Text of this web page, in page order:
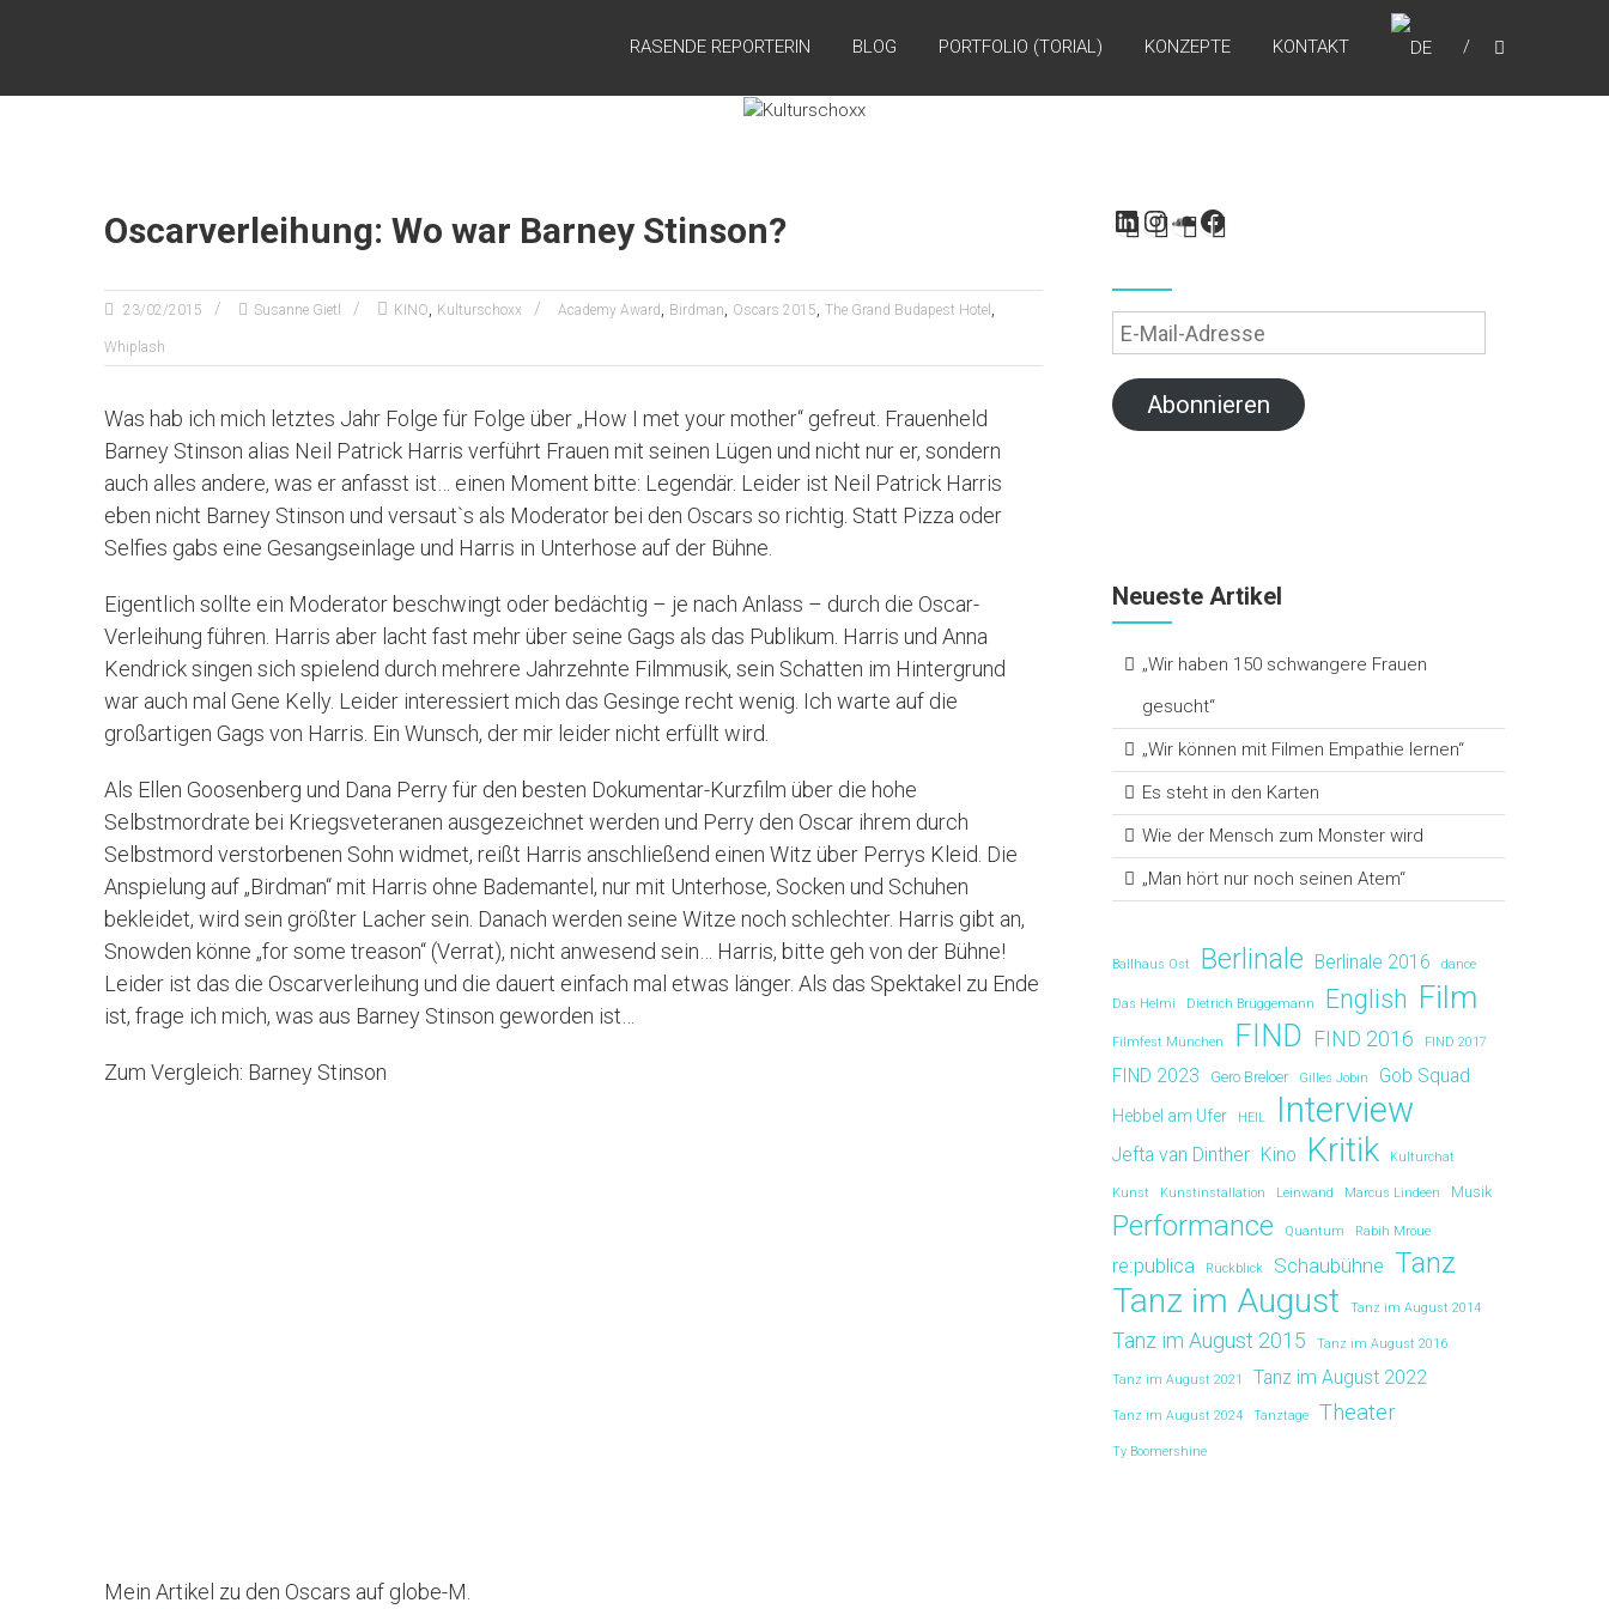
RASENDE REPORTERIN BLOG PORTFOLIO (TORIAL) KONZEPTE KONTAKT
Oscarverleihung: Wo war Barney Stinson?
23/02/2015 Susanne Gietl KINO, Kulturschoxx Academy Award , Birdman, Oscars 2015, The Grand Budapest Hotel ,
Whiplash
Was hab ich mich letztes Jahr Folge für Folge über „How I met your mother“ gefreut. Frauenheld
Barney Stinson alias Neil Patrick Harris verführt Frauen mit seinen Lügen und nicht nur er, sondern
auch alles andere, was er anfasst ist… einen Moment bitte: Legendär. Leider ist Neil Patrick Harris
eben nicht Barney Stinson und versaut`s als Moderator bei den Oscars so richtig. Statt Pizza oder
Selfies gabs eine Gesangseinlage und Harris in Unterhose auf der Bühne.
Eigentlich sollte ein Moderator beschwingt oder bedächtig – je nach Anlass – durch die Oscar-
Verleihung führen. Harris aber lacht fast mehr über seine Gags als das Publikum. Harris und Anna
Kendrick singen sich spielend durch mehrere Jahrzehnte Filmmusik, sein Schatten im Hintergrund
war auch mal Gene Kelly. Leider interessiert mich das Gesinge recht wenig. Ich warte auf die
großartigen Gags von Harris. Ein Wunsch, der mir leider nicht erfüllt wird.
Als Ellen Goosenberg und Dana Perry für den besten Dokumentar-Kurzfilm über die hohe
Selbstmordrate bei Kriegsveteranen ausgezeichnet werden und Perry den Oscar ihrem durch
Selbstmord verstorbenen Sohn widmet, reißt Harris anschließend einen Witz über Perrys Kleid. Die
Anspielung auf „Birdman“ mit Harris ohne Bademantel, nur mit Unterhose, Socken und Schuhen
bekleidet, wird sein größter Lacher sein. Danach werden seine Witze noch schlechter. Harris gibt an,
Snowden könne „for some treason“ (Verrat), nicht anwesend sein… Harris, bitte geh von der Bühne!
Leider ist das die Oscarverleihung und die dauert einfach mal etwas länger. Als das Spektakel zu Ende
ist, frage ich mich, was aus Barney Stinson geworden ist…
Zum Vergleich: Barney Stinson
Mein Artikel zu den Oscars auf globe-M.
LinkedIn
Instagram
SoundCloud
Facebook
E-
Mail-
AdresseAbonnieren
Neueste Artikel
„Wir haben 150 schwangere Frauen
gesucht“
„Wir können mit Filmen Empathie lernen“
Es steht in den Karten
Wie der Mensch zum Monster wird
„Man hört nur noch seinen Atem“
Ballhaus Ost Berlinale Berlinale 2016 dance
Das Helmi Dietrich Brüggemann English Film
Filmfest München FIND FIND 2016 FIND 2017
FIND 2023 Gero Breloer Gilles Jobin Gob Squad
Hebbel am Ufer HEIL Interview
Jefta van Dinther Kino Kritik Kulturchat
Kunst Kunstinstallation Leinwand Marcus Lindeen Musik
Performance Quantum Rabih Mroue
re:publica Rückblick Schaubühne Tanz
Tanz im August Tanz im August 2014
Tanz im August 2015 Tanz im August 2016
Tanz im August 2021 Tanz im August 2022
Tanz im August 2024 Tanztage Theater
Ty Boomershine